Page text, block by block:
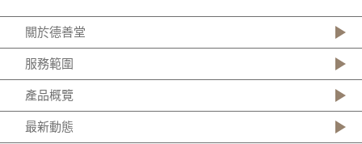
關於德善堂
服務範圍
產品概覽
最新動態